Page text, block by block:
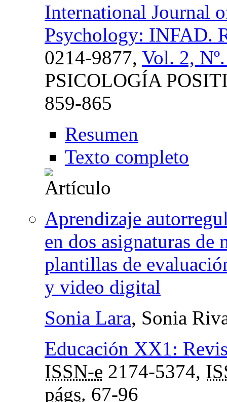
International Journal
Psychology: INFAD.
0214-9877, Vol. 2,
PSICOLOGÍA
859-865
Resumen
Texto completo
Aprendizaje
en dos asignaturas de
plantillas de
y video digital
Sonia Lara, Sonia
Educación XX1:
ISSN-e 2174-5374,
págs. 67-96